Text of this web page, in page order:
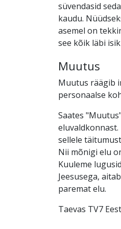
süvendasid
kaudu.
asemel on
see kõik läbi
Muutus
Muutus räägib
personaalse
Saates
sellele
Nii mõnigi elu
Kuuleme
Jeesusega,
paremat elu.
Taevas TV7